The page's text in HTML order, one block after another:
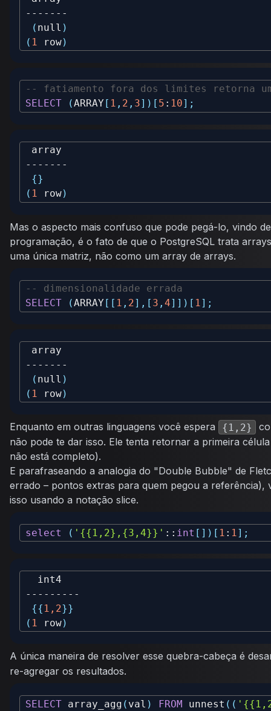
( null )
( 1 row)
-- fatiamento fora dos limites retorna
SELECT
(ARRAY [ 1 , 2 , 3] ) [ 5 : 10] ;
{}
( 1 row)
Mas o aspecto mais confuso que pode pegá-lo, vindo
programação, é o fato de que o PostgreSQL trata
uma única matriz, não como um array de arrays.
-- dimensionalidade errada
SELECT
(ARRAY [ [ 1 , 2] , [ 3 , 4] ] ) [ 1] ;
( null )
( 1 row)
Enquanto em outras linguagens você espera {1,2}
não pode te dar isso. Ele tenta retornar a primeira
não está completo).
E parafraseando a analogia do "Double Bubble" de
errado – pontos extras para quem pegou a referência),
isso usando a notação slice.
select ( '{{1,2},{3,4}}' :: int [ ] ) [ 1 : 1 ] ;
{{ 1,2}}
( 1 row)
A única maneira de resolver esse quebra-cabeça é
re-agregar os resultados.
SELECT array_agg ( val ) FROM unnest ( (